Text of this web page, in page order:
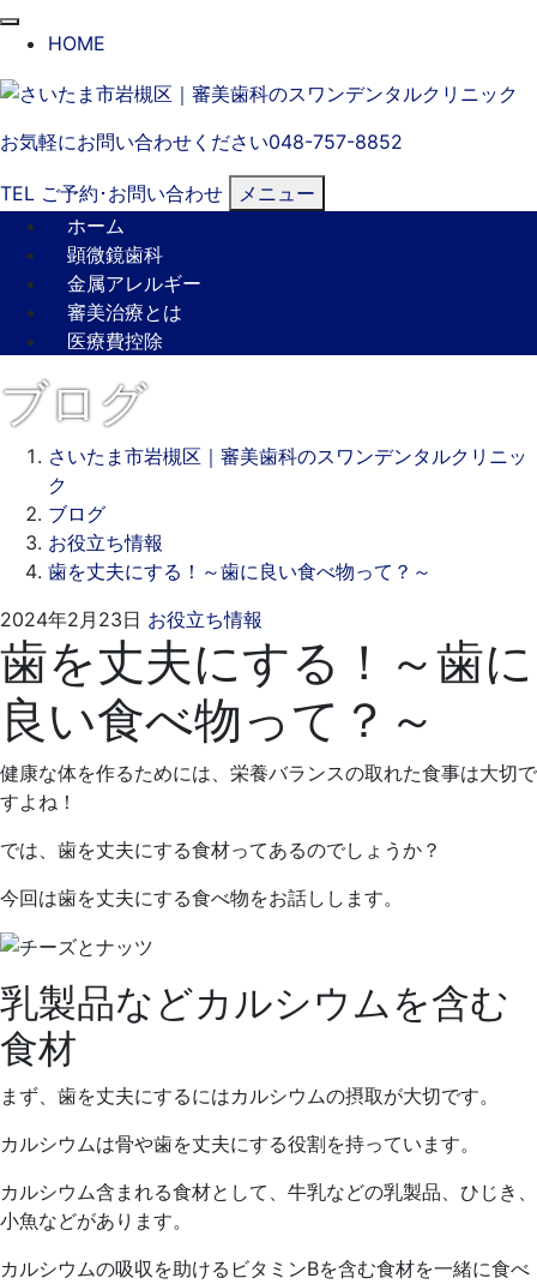
る
HOME
お気軽にお問い合わせください048-757-8852
TEL ご予約･ お問い合わせ
メニュー
ホーム
顕微鏡歯科
金属アレルギー
審美治療とは
医療費控除
ブログ
さいたま市岩槻区｜審美歯科のスワンデンタルクリニッ
ク
ブログ
お役立ち情報
歯を丈夫にする！～歯に良い食べ物って？～
2024年2月23日 お役立ち情報
年
1
24
日
ワ
ン
ン
タ
ル
リ
ッ
歯を丈夫にする！～歯に
良い食べ物って？～
健康な体を作るためには、栄養バランスの取れた食事は大切で
すよね！
では、歯を丈夫にする食材ってあるのでしょうか？
今回は歯を丈夫にする食べ物をお話しします。
乳製品などカルシウムを含む
食材
まず、歯を丈夫にするにはカルシウムの摂取が大切です。
カルシウムは骨や歯を丈夫にする役割を持っています。
カルシウム含まれる食材として、牛乳などの乳製品、ひじき、
小魚などがあります。
カルシウムの吸収を助けるビタミンBを含む食材を一緒に食べ